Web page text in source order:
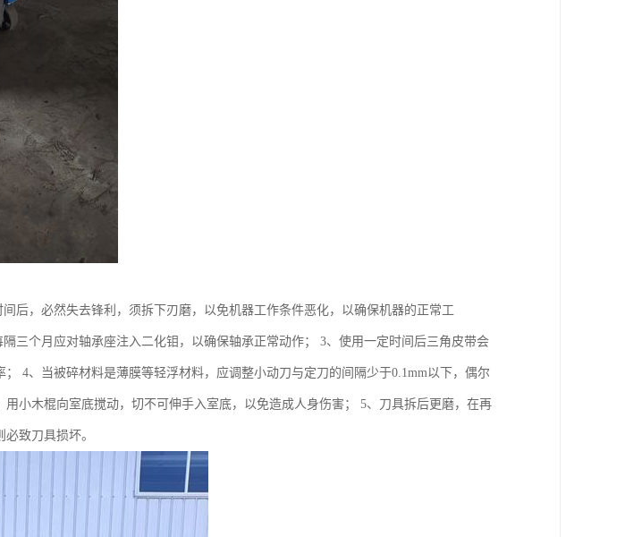
后，必然失去锋利，须拆下刃磨，以免机器工作条件恶化，以确保机器的正常工
三个月应对轴承座注入二化钼，以确保轴承正常动作； 3、使用一定时间后三角皮带会
4、当被碎材料是薄膜等轻浮材料，应调整小动刀与定刀的间隔少于0.1mm以下，偶尔
小木棍向室底搅动，切不可伸手入室底，以免造成人身伤害； 5、刀具拆后更磨，在再
致刀具损坏。